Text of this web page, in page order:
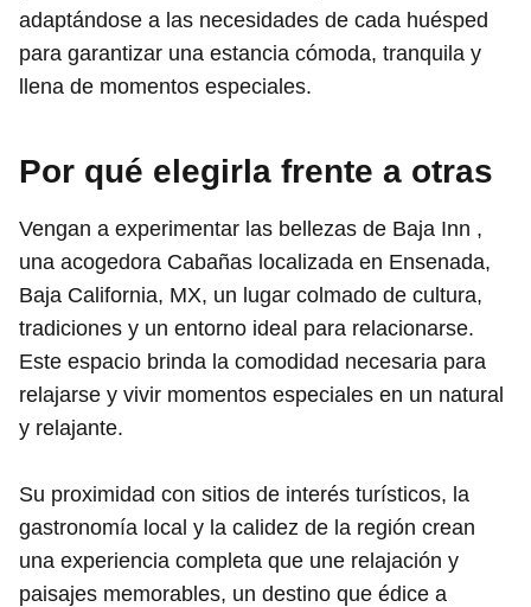
adaptándose a las necesidades de cada huésped
para garantizar una estancia cómoda, tranquila y
llena de momentos especiales.
Por qué elegirla frente a otras
Vengan a experimentar las bellezas de Baja Inn ,
una acogedora Cabañas localizada en Ensenada,
Baja California, MX, un lugar colmado de cultura,
tradiciones y un entorno ideal para relacionarse.
Este espacio brinda la comodidad necesaria para
relajarse y vivir momentos especiales en un natural
y relajante.
Su proximidad con sitios de interés turísticos, la
gastronomía local y la calidez de la región crean
una experiencia completa que une relajación y
paisajes memorables, un destino que édice a